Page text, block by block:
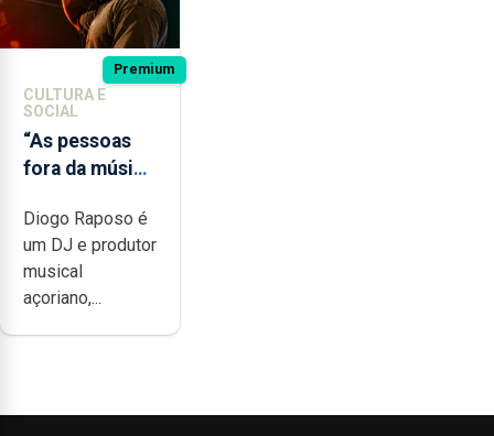
Premium
CULTURA E
SOCIAL
“As pessoas
fora da música
noção do quão
difícil é
produzir uma
música”
Diogo Raposo é
um DJ e produtor
musical
açoriano,...